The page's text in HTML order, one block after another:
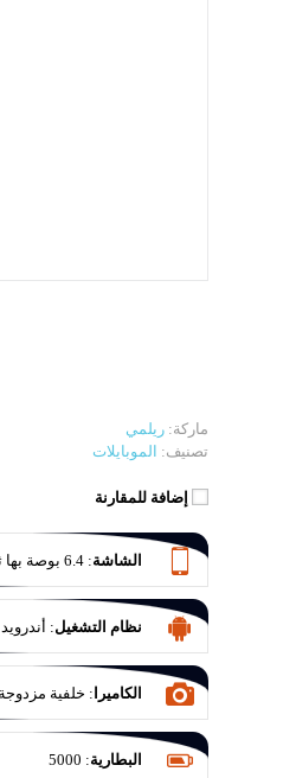
ماركة: ريلمي
تصنيف: الموبايلات
إضافة للمقارنة
الشاشة: 6.4 بوصة بها ثقب صغير
نظام التشغيل: أندرويد 13
الكاميرا :
بفتحة عدسة F/2.4
البطارية:
5000